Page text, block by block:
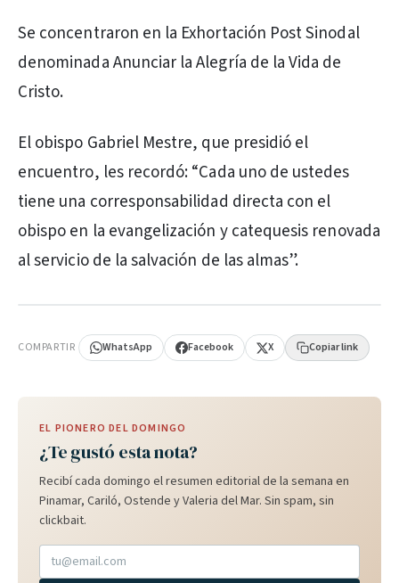
Se concentraron en la Exhortación Post Sinodal
denominada Anunciar la Alegría de la Vida de
Cristo.
El obispo Gabriel Mestre, que presidió el
encuentro, les recordó: “Cada uno de ustedes
tiene una corresponsabilidad directa con el
obispo en la evangelización y catequesis renovada
al servicio de la salvación de las almas”.
COMPARTIR WhatsApp Facebook X Copiar link
EL PIONERO DEL DOMINGO
¿Te gustó esta nota?
Recibí cada domingo el resumen editorial de la semana en
Pinamar, Cariló, Ostende y Valeria del Mar. Sin spam, sin
clickbait.